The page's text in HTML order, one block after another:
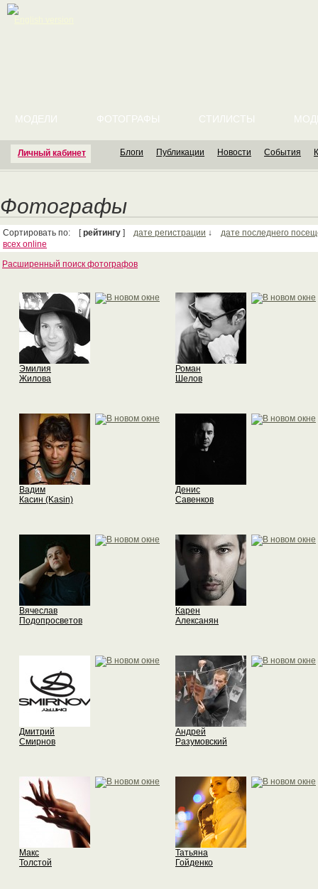
Личный кабинет
МОДЕЛИ ФОТОГРАФЫ СТИЛИСТЫ
Блоги Публикации Новости События
Фотографы
Сортировать по: [рейтингу ] дате регистрации ↓ дате последнего
всех online
Расширенный поиск фотографов
Эмилия
Жилова
Роман
Шелов
Вадим
Касин (Kasin)
Денис
Савенков
Вячеслав
Подопросветов
Карен
Алексанян
Дмитрий
Смирнов
Андрей
Разумовский
Макс
Толстой
Татьяна
Гойденко